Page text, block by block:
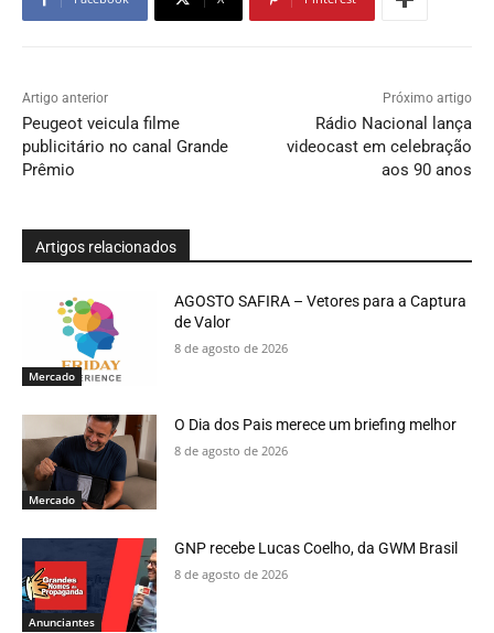
Artigo anterior
Peugeot veicula filme
publicitário no canal Grande
Prêmio
Próximo artigo
Rádio Nacional lança
videocast em celebração
aos 90 anos
Artigos relacionados
Mercado
AGOSTO SAFIRA – Vetores para a Captura
de Valor
8 de agosto de 2026
Mercado
O Dia dos Pais merece um briefing melhor
8 de agosto de 2026
Anunciantes
GNP recebe Lucas Coelho, da GWM Brasil
8 de agosto de 2026